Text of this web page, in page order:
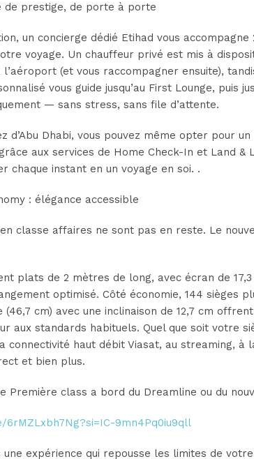
de prestige, de porte à porte
un concierge dédié Etihad vous accompagne
voyage. Un chauffeur privé est mis à
l’aéroport (et vous raccompagner ensuite),
vous guide jusqu’au First Lounge, puis
— sans stress, sans file d’attente.
d’Abu Dhabi, vous pouvez même opter pour
aux services de Home Check-In et Land &
chaque instant en un voyage en soi. .
: élégance accessible
classe affaires ne sont pas en reste. Le
plats de 2 mètres de long, avec écran de
optimisé. Côté économie, 144 sièges
(46,7 cm) avec une inclinaison de 12,7 cm
aux standards habituels. Quel que soit votre
connectivité haut débit Viasat, au streaming, à
et bien plus.
Première class a bord du Dreamline ou du
6rMZLxbh7Ng?si=IC-9mn4Pq0iu9qll
une expérience qui repousse les limites de votre